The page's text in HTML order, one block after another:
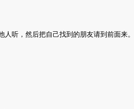
听，然后把自己找到的朋友请到前面来。